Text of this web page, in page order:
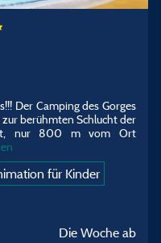
Der Camping des Gorges
berühmten Schlucht der
nur 800 m vom Ort
für Kinder
Die Woche ab